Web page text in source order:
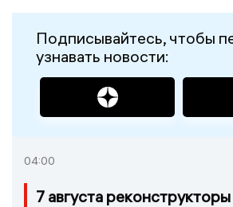
Подписывайтесь, чтобы
узнавать новости:
04:00
7 августа